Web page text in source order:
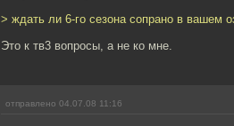
> ждать ли 6-го сезона сопрано в вашем
Это к тв3 вопросы, а не ко мне.
отправлено 04.07.08 11:16